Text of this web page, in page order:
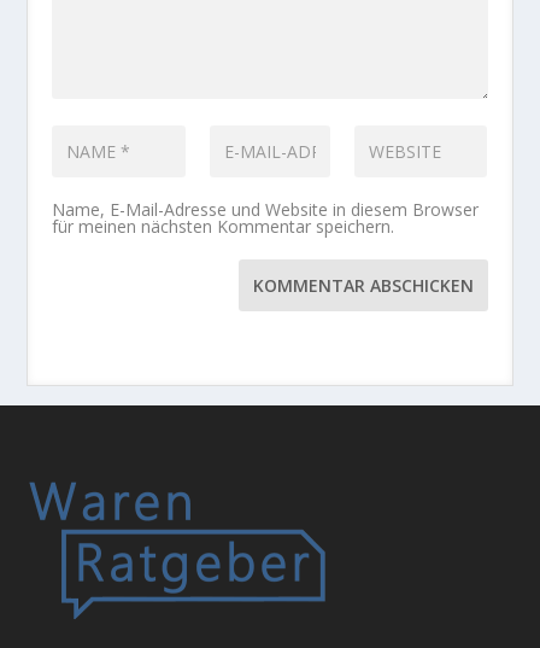
Name, E-Mail-Adresse und Website in diesem Browser
für meinen nächsten Kommentar speichern.
KOMMENTAR ABSCHICKEN